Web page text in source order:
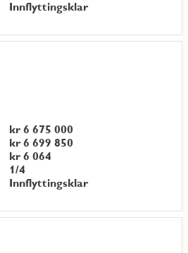
Innflyttingsklar
kr 6 675 000
kr 6 699 850
kr 6 064
1/4
Innflyttingsklar